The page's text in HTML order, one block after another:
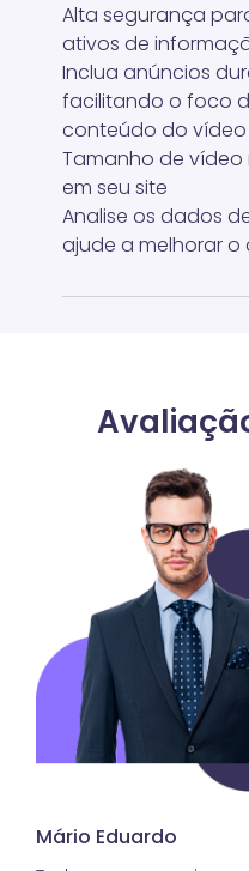
Alta segurança
ativos de
Inclua anúncios
facilitando o foco
conteúdo do vídeo
Tamanho de vídeo
em seu site
Analise os dados
ajude a melhorar
Mário Eduardo